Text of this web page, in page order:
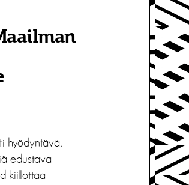
hyödyntävä,
edustava
kiillottaa